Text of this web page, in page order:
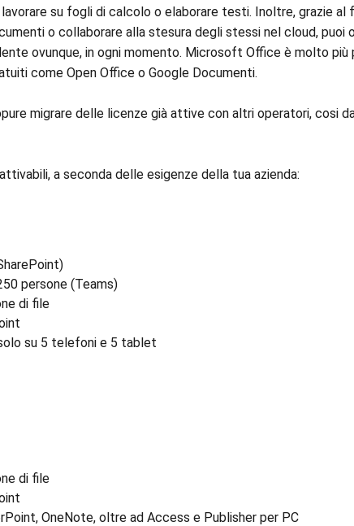
su fogli di calcolo o elaborare testi. Inoltre, grazie
o collaborare alla stesura degli stessi nel cloud, puoi
ovunque, in ogni momento. Microsoft Office è molto
come Open Office o Google Documenti.
migrare delle licenze già attive con altri operatori, cosi
a seconda delle esigenze della tua azienda:
persone (Teams)
di file
su 5 telefoni e 5 tablet
di file
OneNote, oltre ad Access e Publisher per PC